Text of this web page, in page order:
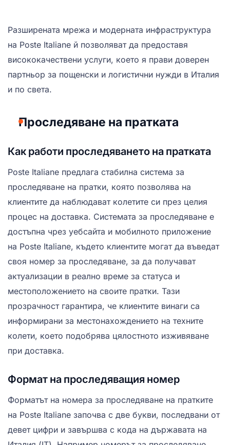
Разширената мрежа и модерната инфраструктура
на Poste Italiane й позволяват да предоставя
висококачествени услуги, което я прави доверен
партньор за пощенски и логистични нужди в Италия
и по света.
Проследяване на пратката
Как работи проследяването на пратката
Poste Italiane предлага стабилна система за
проследяване на пратки, която позволява на
клиентите да наблюдават колетите си през целия
процес на доставка. Системата за проследяване е
достъпна чрез уебсайта и мобилното приложение
на Poste Italiane, където клиентите могат да въведат
своя номер за проследяване, за да получават
актуализации в реално време за статуса и
местоположението на своите пратки. Тази
прозрачност гарантира, че клиентите винаги са
информирани за местонахождението на техните
колети, което подобрява цялостното изживяване
при доставка.
Формат на проследяващия номер
Форматът на номера за проследяване на пратките
на Poste Italiane започва с две букви, последвани от
девет цифри и завършва с кода на държавата на